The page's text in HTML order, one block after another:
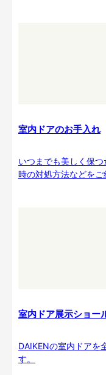
室内ドアのお手入れ
いつまでも美しく保
時の対処方法などをご
室内ドア展示ショー
DAIKENの室内ドアを
す。